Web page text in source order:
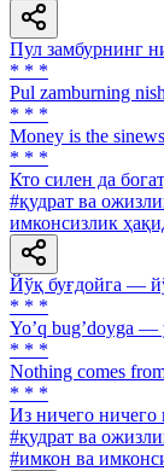
Пул замбурнинг
* * *
Pul zamburning
* * *
Money is the
* * *
Кто силен да
#қудрат ва
имконсизлик
Йўқ буғдойга —
* * *
Yoʼq bugʼdoyga —
* * *
Nothing comes
* * *
Из ничего ничего
#қудрат ва
#имкон ва